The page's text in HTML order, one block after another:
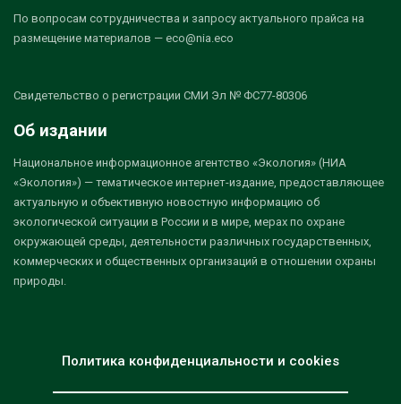
По вопросам сотрудничества и запросу актуального прайса на
размещение материалов — eco@nia.eco
Свидетельство о регистрации СМИ Эл № ФС77-80306
Об издании
Национальное информационное агентство «Экология» (НИА
«Экология») — тематическое интернет-издание, предоставляющее
актуальную и объективную новостную информацию об
экологической ситуации в России и в мире, мерах по охране
окружающей среды, деятельности различных государственных,
коммерческих и общественных организаций в отношении охраны
природы.
Политика конфиденциальности и cookies